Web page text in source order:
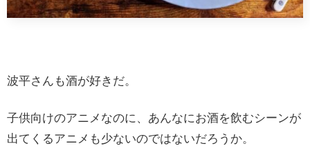
波平さんも酒が好きだ。
子供向けのアニメなのに、あんなにお酒を飲むシーンが
出てくるアニメも少ないのではないだろうか。